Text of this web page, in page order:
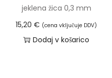
jeklena žica 0,3 mm
15,20€ (cena vključuje DDV)
Dodaj v košarico